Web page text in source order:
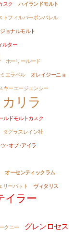
スク
ハイランドモルト
トフィルバーボンバレル
ョナルモルト
ルター
ホーリールード
エラベル
オレイジーニョ
キーエージェンシー
カリラ
ルドモルトカスク
ダグラスレイン社
･オブ･アイラ
オーセンティックラム
リーバット ヴィタリス
イラー
クニー グレンロセス